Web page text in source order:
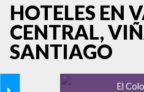
HOTELES EN
CENTRAL,
SANTIAGO
El